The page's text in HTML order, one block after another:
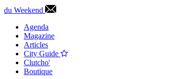
du Weekend
Agenda
Magazine
Articles
City Guide
Clutcho'
Boutique